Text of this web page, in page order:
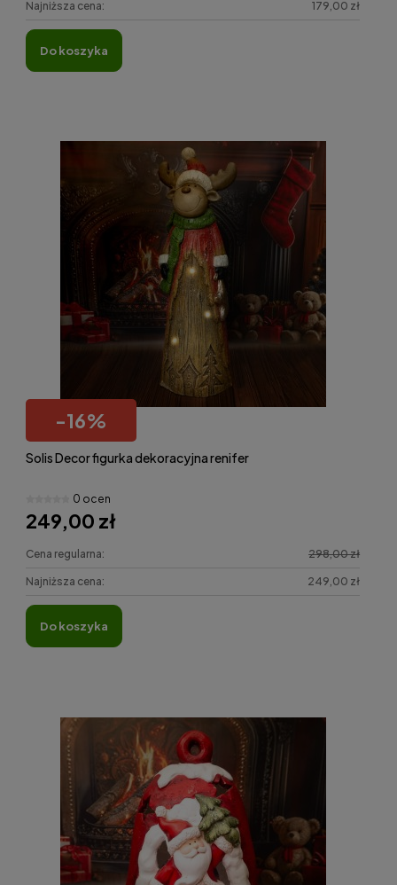
Najniższa cena: 179,00 zł
do koszyka
-16%
Solis Decor figurka dekoracyjna renifer
0 ocen
249,00 zł
Cena regularna: 298,00 zł
Najniższa cena: 249,00 zł
do koszyka